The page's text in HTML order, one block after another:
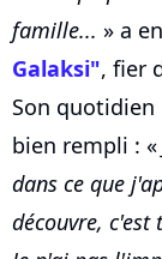
famille... » a
Galaksi", fier
Son
bien rempli : «
dans ce que
découvre, c'est